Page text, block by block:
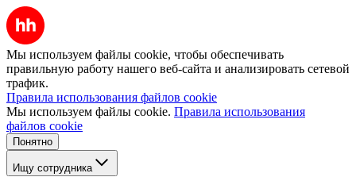
Мы используем файлы cookie, чтобы обеспечивать
правильную работу нашего веб-сайта и анализировать сетевой
трафик.
Правила использования файлов cookie
Мы используем файлы cookie. Правила использования
файлов cookie
Понятно
Ищу сотрудника